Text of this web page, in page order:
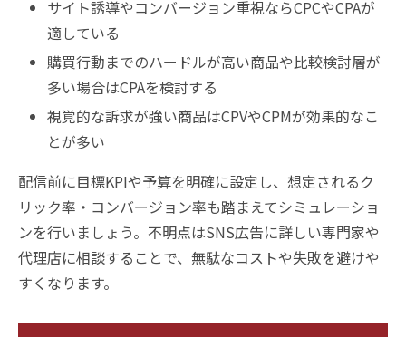
サイト誘導やコンバージョン重視ならCPCやCPAが
適している
購買行動までのハードルが高い商品や比較検討層が
多い場合はCPAを検討する
視覚的な訴求が強い商品はCPVやCPMが効果的なこ
とが多い
配信前に目標KPIや予算を明確に設定し、想定されるク
リック率・コンバージョン率も踏まえてシミュレーショ
ンを行いましょう。不明点はSNS広告に詳しい専門家や
代理店に相談することで、無駄なコストや失敗を避けや
すくなります。